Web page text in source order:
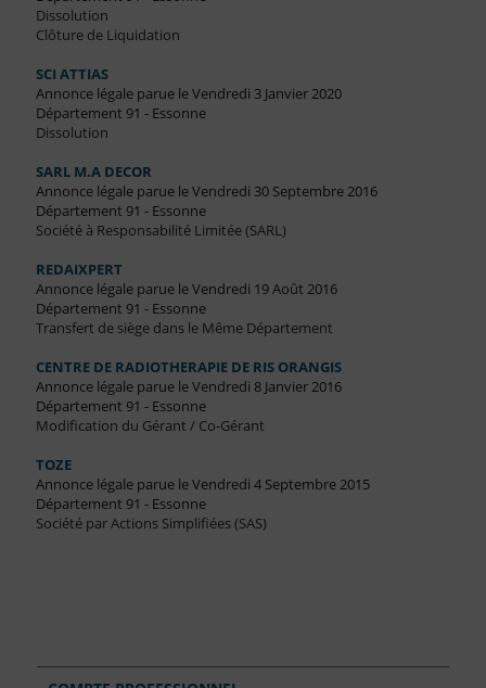
Dissolution
Clôture de Liquidation
SCI ATTIAS
Annonce légale parue le Vendredi 3 Janvier 2020
Département 91 - Essonne
Dissolution
SARL M.A DECOR
Annonce légale parue le Vendredi 30 Septembre 2016
Département 91 - Essonne
Société à Responsabilité Limitée (SARL)
REDAIXPERT
Annonce légale parue le Vendredi 19 Août 2016
Département 91 - Essonne
Transfert de siège dans le Même Département
CENTRE DE RADIOTHERAPIE DE RIS ORANGIS
Annonce légale parue le Vendredi 8 Janvier 2016
Département 91 - Essonne
Modification du Gérant / Co-Gérant
TOZE
Annonce légale parue le Vendredi 4 Septembre 2015
Département 91 - Essonne
Société par Actions Simplifiées (SAS)